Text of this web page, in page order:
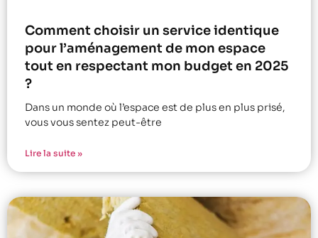
Comment choisir un service identique
pour l’aménagement de mon espace
tout en respectant mon budget en 2025
?
Dans un monde où l’espace est de plus en plus prisé,
vous vous sentez peut-être
Lire la suite »